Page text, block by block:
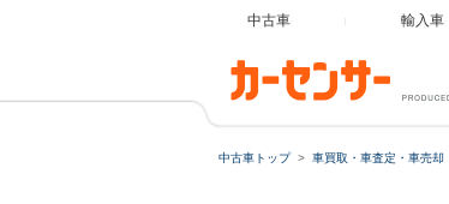
中古車 輸入車
中古車トップ 車買取・車査定・車売却